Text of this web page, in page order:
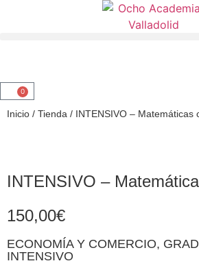
0
Inicio / Tienda / INTENSIVO – Matemáticas
INTENSIVO –
150,00€
ECONOMÍA Y COMERCIO,
INTENSIVO